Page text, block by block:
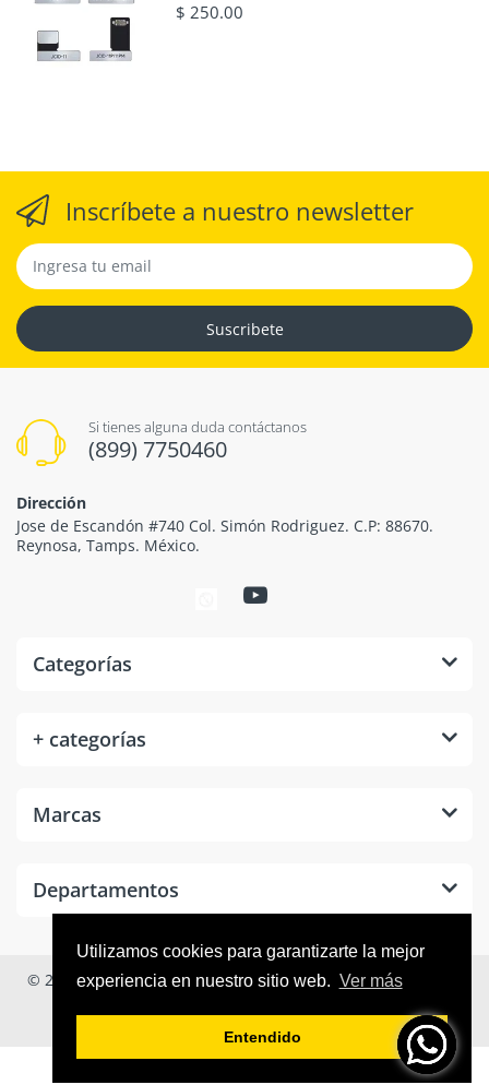
Utilizamos cookies para garantizarte la mejor
experiencia en nuestro sitio web. Ver más
Entendido
$ 250.00
Inscríbete a nuestro newsletter
Suscribete
Si tienes alguna duda contáctanos
(899) 7750460
Dirección
Jose de Escandón #740 Col. Simón Rodriguez. C.P: 88670.
Reynosa, Tamps. México.
Categorías
+ categorías
Marcas
Departamentos
© 2026Tool Room México. Todos los derechos reservados.